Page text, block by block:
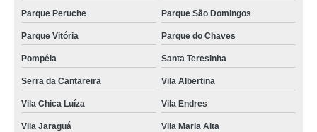
Parque Peruche Parque São Domingos
Parque Vitória Parque do Chaves
Pompéia Santa Teresinha
Serra da Cantareira Vila Albertina
Vila Chica Luíza Vila Endres
Vila Jaraguá Vila Maria Alta